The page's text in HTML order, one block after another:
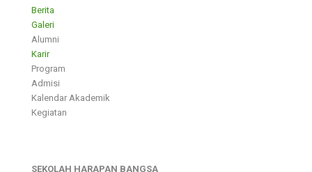
Berita
Galeri
Alumni
Karir
Program
Admisi
Kalendar Akademik
Kegiatan
SEKOLAH HARAPAN BANGSA